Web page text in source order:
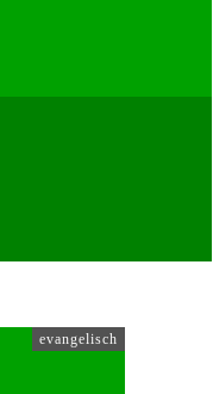
evangelisch